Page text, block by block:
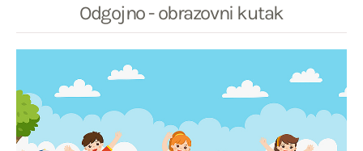
Odgojno - obrazovni kutak